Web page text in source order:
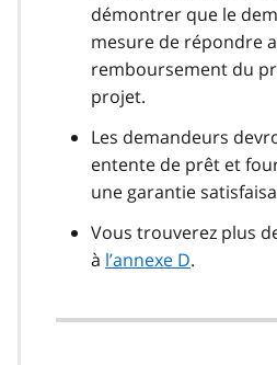
démontrer que le
mesure de répondre
remboursement du
projet.
Les demandeurs
entente de prêt et
une garantie
Vous trouverez plus
à l’annexe D.